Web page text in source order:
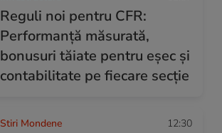
Reguli noi pentru CFR:
Performanță măsurată,
bonusuri tăiate pentru eșec și
contabilitate pe fiecare secție
Stiri Mondene 12:30